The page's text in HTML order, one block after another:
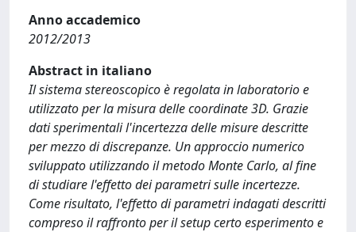
Anno accademico
2012/2013
Abstract in italiano
Il sistema stereoscopico è regolata in laboratorio e
utilizzato per la misura delle coordinate 3D. Grazie
dati sperimentali l'incertezza delle misure descritte
per mezzo di discrepanze. Un approccio numerico
sviluppato utilizzando il metodo Monte Carlo, al fine
di studiare l'effetto dei parametri sulle incertezze.
Come risultato, l'effetto di parametri indagati descritti
compreso il raffronto per il setup certo esperimento e